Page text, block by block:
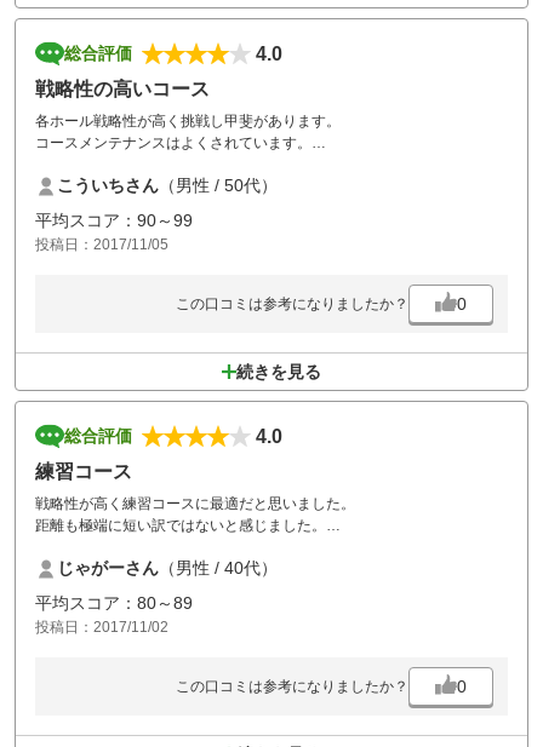
総合評価
4.0
戦略性の高いコース
各ホール戦略性が高く挑戦し甲斐があります。
コースメンテナンスはよくされています。
食事は、美味しく頂きました。
こういちさん （男性 / 50代）
平均スコア：90～99
投稿日：2017/11/05
この口コミは参考になりましたか？ 0
続きを見る
総合評価
4.0
練習コース
戦略性が高く練習コースに最適だと思いました。
距離も極端に短い訳ではないと感じました。
平均距離が250ヤード前後の方であれば、ドライバーの方向性を試せる
ようなホールが多いかなと。ただし、二打目はウェッジになっちゃいま
すが^_^
残念なところはグリーンの砂がチョット多かった点。
じゃがーさん （男性 / 40代）
平均スコア：80～89
投稿日：2017/11/02
この口コミは参考になりましたか？ 0